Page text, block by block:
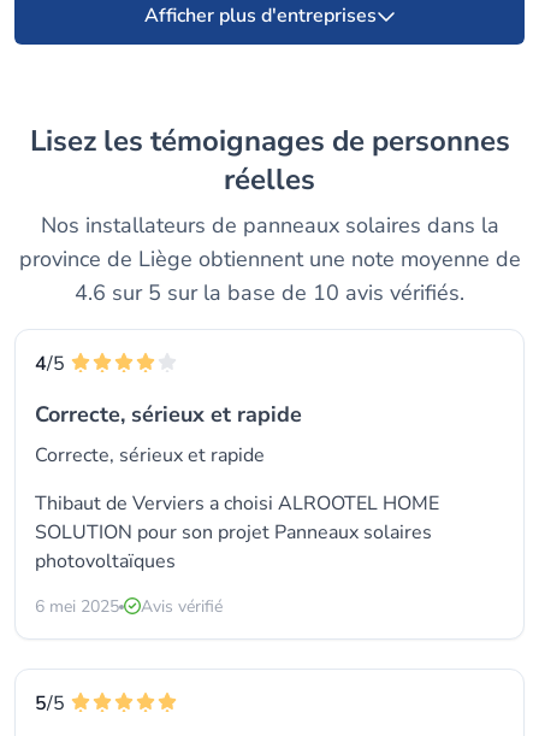
Afficher plus d'entreprises
Lisez les témoignages de personnes
réelles
Nos installateurs de panneaux solaires dans la
province de Liège obtiennent une note moyenne de
4.6 sur 5 sur la base de 10 avis vérifiés.
4/5
Correcte, sérieux et rapide
Correcte, sérieux et rapide
Thibaut de Verviers a choisi ALROOTEL HOME
SOLUTION pour son projet Panneaux solaires
photovoltaïques
6 mei 2025 Avis vérifié
5/5